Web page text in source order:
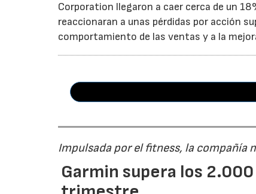
Corporation llegaron a caer cerca de un
reaccionaran a unas pérdidas por acción
comportamiento de las ventas y a la
Impulsada por el fitness, la compañía
Garmin supera los